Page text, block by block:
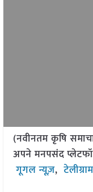
(नवीनतम कृषि
अपने मनपसंद
गूगल न्यूज़,टेलीग्राम